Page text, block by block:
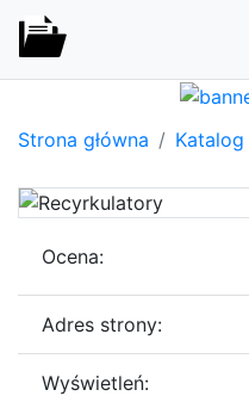
Strona główna Katalog
Ocena:
Adres strony:
Wyświetleń: